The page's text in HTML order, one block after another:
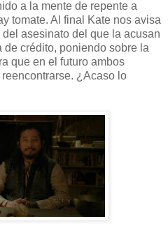
a la mente de repente a
tomate. Al final Kate nos avisa
asesinato del que la acusan
crédito, poniendo sobre la
que en el futuro ambos
¿Acaso lo